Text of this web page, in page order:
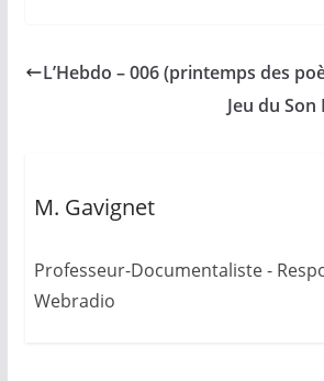
L’Hebdo – 006 (printemps des
Jeu du Son
M. Gavignet
Professeur-Documentaliste -
Webradio